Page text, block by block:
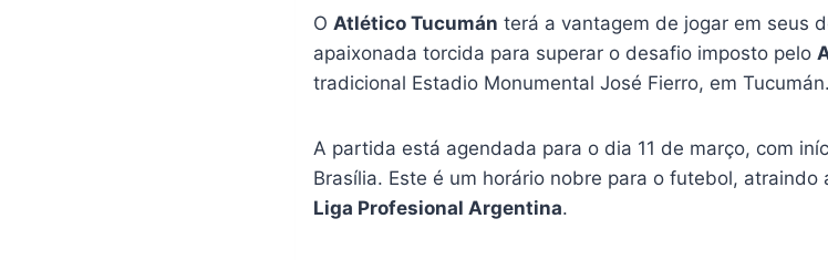
O Atlético Tucumán terá a vantagem de jogar em seus
apaixonada torcida para superar o desafio imposto pelo
tradicional Estadio Monumental José Fierro, em Tucumán.
A partida está agendada para o dia 11 de março, com
Brasília. Este é um horário nobre para o futebol,
Liga Profesional Argentina.